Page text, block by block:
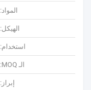
المواد:
الهيكل:
استخدام:
الـ MOQ:
إبراز: